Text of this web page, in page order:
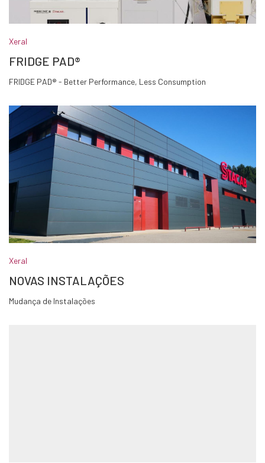
Xeral
FRIDGE PAD®
FRIDGE PAD® - Better Performance, Less Consumption
Xeral
NOVAS INSTALAÇÕES
Mudança de Instalações